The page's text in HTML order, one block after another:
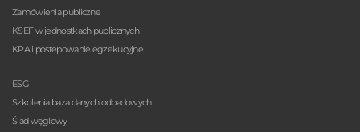
Zamówienia publiczne
KSEF w jednostkach publicznych
KPA i postepowanie egzekucyjne
ESG
Szkolenia baza danych odpadowych
Ślad węglowy